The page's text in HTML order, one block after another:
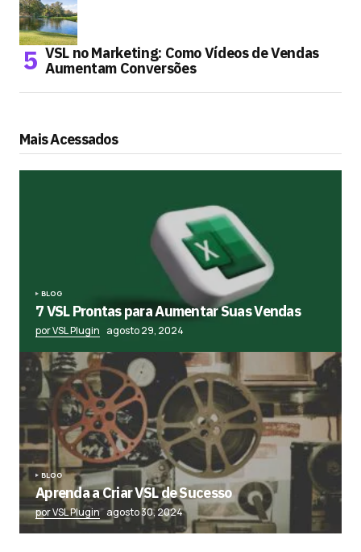
VSL no Marketing: Como Vídeos de Vendas
Aumentam Conversões
Mais Acessados
BLOG
7 VSL Prontas para Aumentar Suas Vendas
por VSL Plugin agosto 29, 2024
BLOG
Aprenda a Criar VSL de Sucesso
por VSL Plugin agosto 30, 2024